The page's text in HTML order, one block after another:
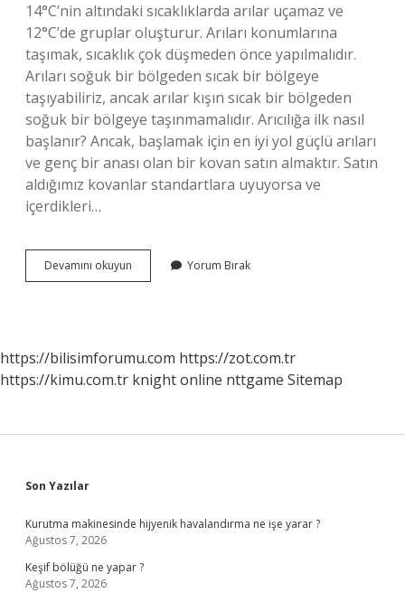
14°C’nin altındaki sıcaklıklarda arılar uçamaz ve
12°C’de gruplar oluşturur. Arıları konumlarına
taşımak, sıcaklık çok düşmeden önce yapılmalıdır.
Arıları soğuk bir bölgeden sıcak bir bölgeye
taşıyabiliriz, ancak arılar kışın sıcak bir bölgeden
soğuk bir bölgeye taşınmamalıdır. Arıcılığa ilk nasıl
başlanır? Ancak, başlamak için en iyi yol güçlü arıları
ve genç bir anası olan bir kovan satın almaktır. Satın
aldığımız kovanlar standartlara uyuyorsa ve
içerdikleri…
Devamını okuyun Arıcılığa
Hangi
Yorum Bırak
https://bilisimforumu.com https://zot.com.tr
https://kimu.com.tr knight online nttgame Sitemap
Sidebar
Son Yazılar
Kurutma makinesinde hijyenik havalandırma ne işe yarar ?
Ağustos 7, 2026
Keşif bölüğü ne yapar ?
Ağustos 7, 2026